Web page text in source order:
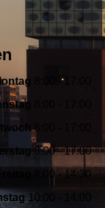
8:00 - 17:00
8:00 - 17:00
8:00 - 17:00
8:00 - 14:30
10:00 - 14:00